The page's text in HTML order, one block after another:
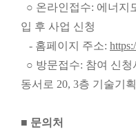
○ 온라인접수: 에너지
입 후 사업 신청
- 홈페이지 주소:
○ 방문접수: 참여 신
동서로 20, 3층 기술기
■ 문의처